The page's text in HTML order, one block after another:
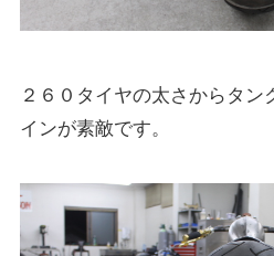
２６０タイヤの太さからタン
インが素敵です。